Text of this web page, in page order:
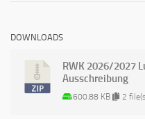
DOWNLOADS
RWK 2026/2027
Ausschreibung
600.88 KB 2